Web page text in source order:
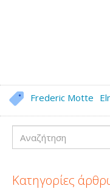
Frederic Motte
Αναζήτηση
Κατηγορίες